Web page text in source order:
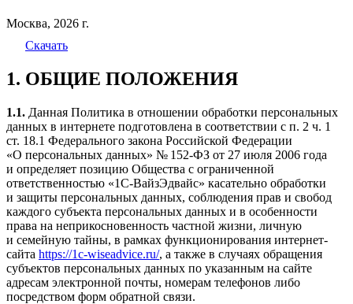
Москва, 2026 г.
Скачать
1. ОБЩИЕ ПОЛОЖЕНИЯ
1.1. Данная Политика в отношении обработки персональных
данных в интернете подготовлена в соответствии с п. 2 ч. 1
ст. 18.1 Федерального закона Российской Федерации
«О персональных данных» № 152-ФЗ от 27 июля 2006 года
и определяет позицию Общества с ограниченной
ответственностью «1С-ВайзЭдвайс» касательно обработки
и защиты персональных данных, соблюдения прав и свобод
каждого субъекта персональных данных и в особенности
права на неприкосновенность частной жизни, личную
и семейную тайны, в рамках функционирования интернет-
сайта https://1c-wiseadvice.ru/, а также в случаях обращения
субъектов персональных данных по указанным на сайте
адресам электронной почты, номерам телефонов либо
посредством форм обратной связи.